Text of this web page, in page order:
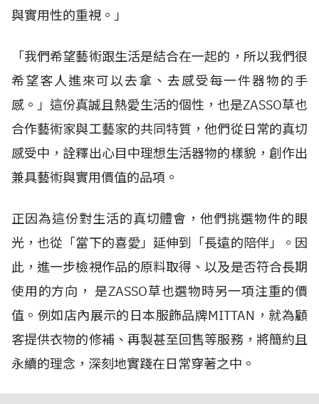
與實用性的重視。」
「我們希望藝術跟生活是結合在一起的，所以我們很
希望客人進來可以去拿、去感受每一件器物的手
感。」這份真誠且熱愛生活的個性，也是ZASSO草也
合作藝術家與工藝家的共同特質，他們從日常的真切
感受中，詮釋出心目中理想生活器物的樣貌，創作出
兼具藝術與實用價值的品項。
正因為這份對生活的真切體會，他們挑選物件的眼
光，也從「當下的喜愛」延伸到「長遠的陪伴」。因
此，進一步檢視作品的原料取得、以及是否符合長期
使用的方向， 是ZASSO草也選物時另一項注重的價
值。例如店內展示的日本服飾品牌MITTAN，就為顧
客提供衣物的修補、再製甚至回售等服務，將簡約且
永續的理念，深刻地實踐在日常穿著之中。